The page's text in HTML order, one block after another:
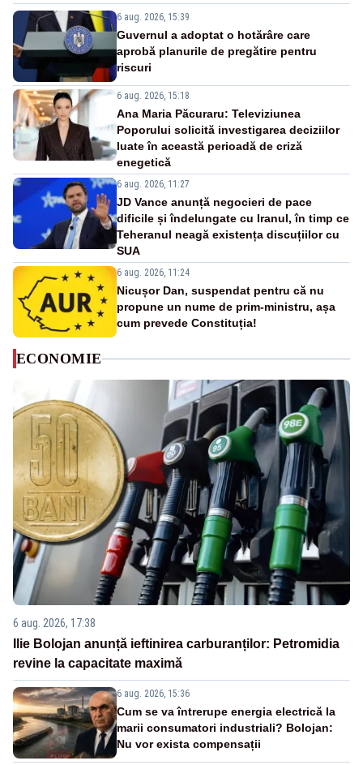
6 aug. 2026, 15:39
Guvernul a adoptat o hotărâre care
aprobă planurile de pregătire pentru
riscuri
6 aug. 2026, 15:18
Ana Maria Păcuraru: Televiziunea
Poporului solicită investigarea deciziilor
luate în această perioadă de criză
enegetică
6 aug. 2026, 11:27
JD Vance anunță negocieri de pace
dificile și îndelungate cu Iranul, în timp ce
Teheranul neagă existența discuțiilor cu
SUA
6 aug. 2026, 11:24
Nicușor Dan, suspendat pentru că nu
propune un nume de prim-ministru, așa
cum prevede Constituția!
ECONOMIE
6 aug. 2026, 17:38
Ilie Bolojan anunță ieftinirea carburanților: Petromidia
revine la capacitate maximă
6 aug. 2026, 15:36
Cum se va întrerupe energia electrică la
marii consumatori industriali? Bolojan:
Nu vor exista compensații